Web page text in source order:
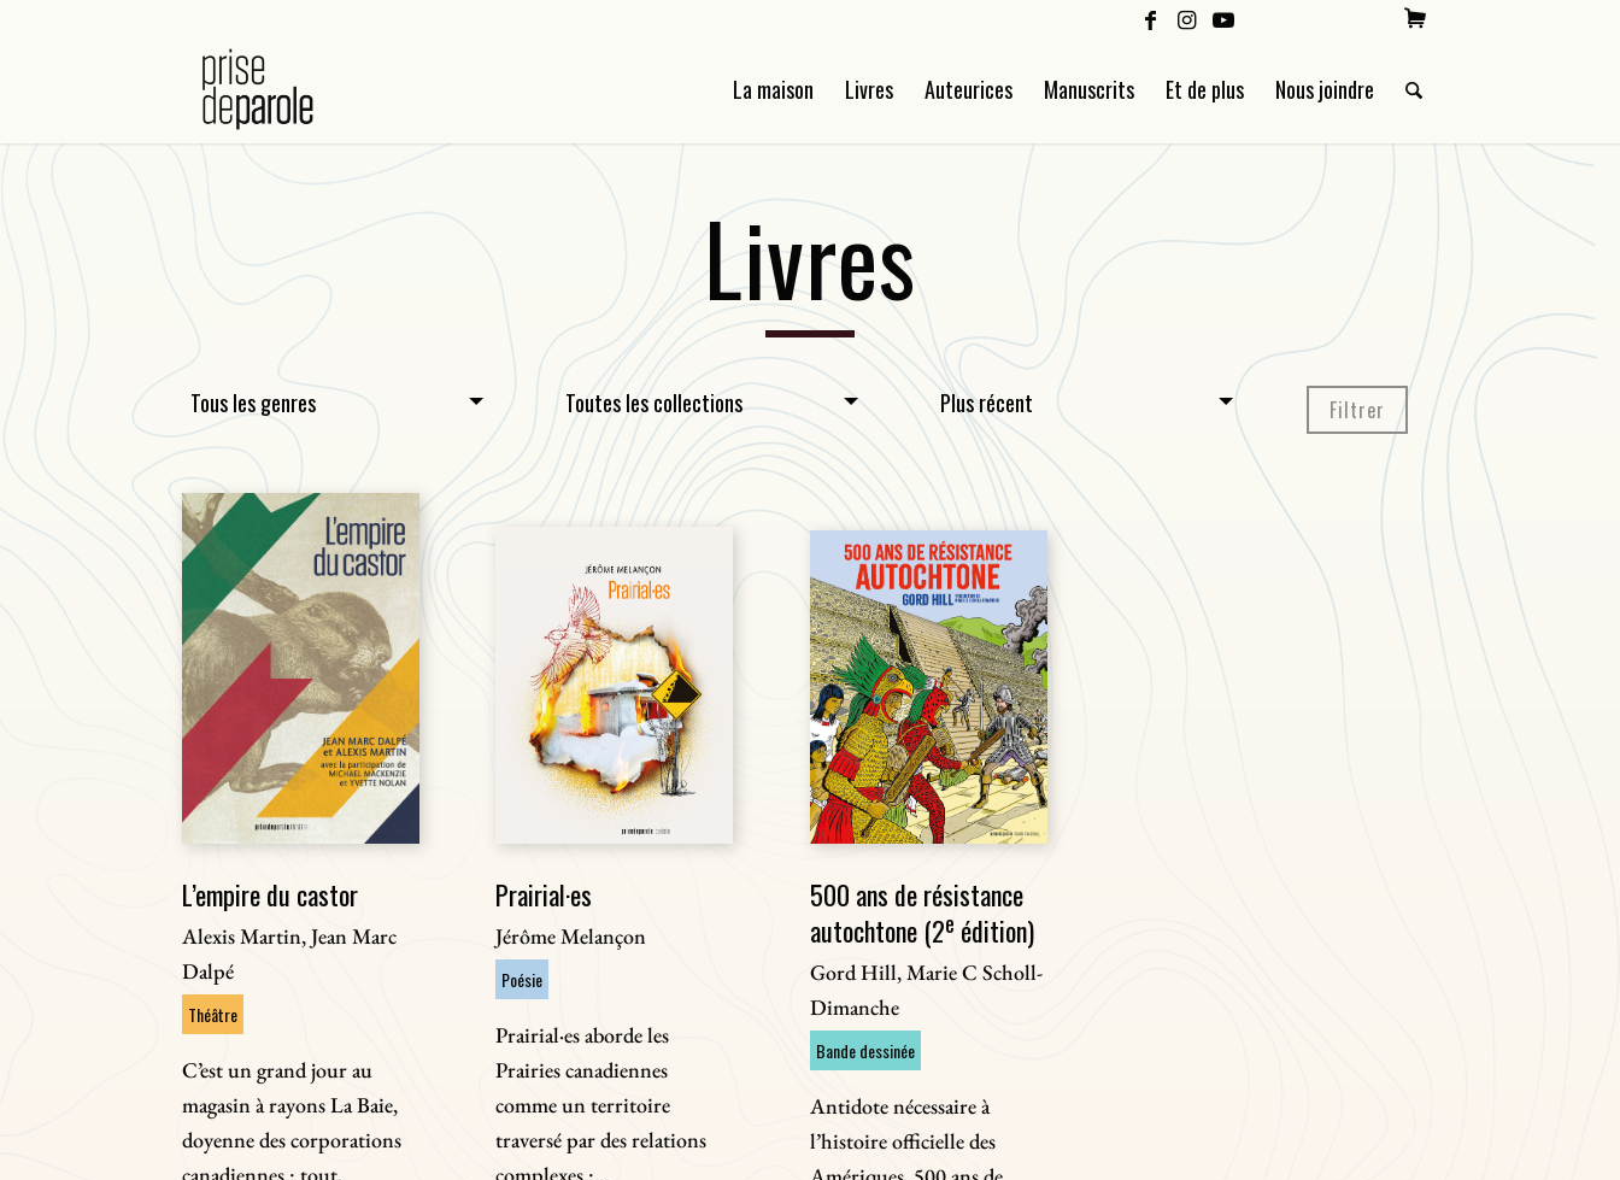
La maison Livres Auteurices Manuscrits Et de plus Nous joindre
Livres
Tous les genres Toutes les collections Plus récent Filtrer
L’empire du castor
Alexis Martin, Jean Marc
Dalpé
Théâtre
C’est un grand jour au
magasin à rayons La Baie,
doyenne des corporations
Prairial·es
Jérôme Melançon
Poésie
Prairial·es aborde les
Prairies canadiennes
comme un territoire
traversé par des relations
500 ans de résistance
autochtone (2e édition)
Gord Hill, Marie C Scholl-
Dimanche
Bande dessinée
Antidote nécessaire à
l’histoire officielle des